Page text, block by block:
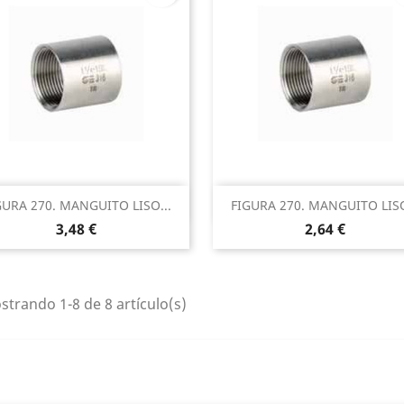
270. MANGUITO LISO...
3,48 €
Vista rápida FIGURA 270. MANGUITO
2,64 €
Vista rápida
1-8 de 8 artículo(s)